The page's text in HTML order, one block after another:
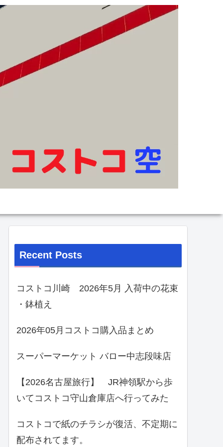
Recent Posts
コストコ川崎 2026年5月 入荷中の花束
・鉢植え
2026年05月コストコ購入品まとめ
スーパーマーケット バロー中志段味店
【2026名古屋旅行】 JR神領駅から歩
いてコストコ守山倉庫店へ行ってみた
コストコで紙のチラシが復活、不定期に
配布されてます。